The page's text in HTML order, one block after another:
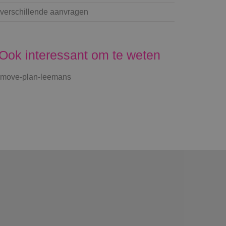
verschillende aanvragen
interessant om te weten
move-plan-leemans